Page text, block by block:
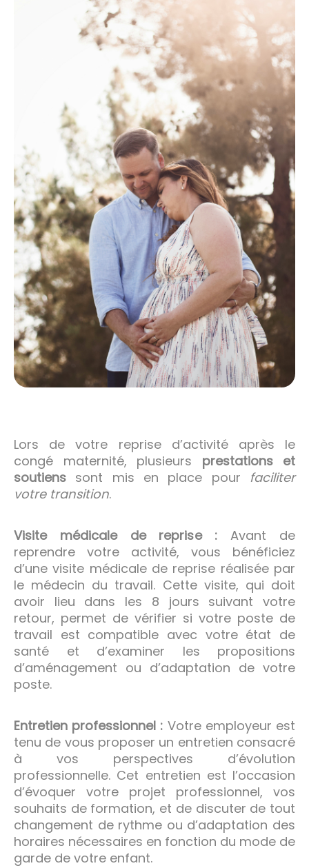
Lors de votre reprise d’activité après le
congé maternité, plusieurs prestations et
soutiens sont mis en place pour faciliter
votre transition.
Visite médicale de reprise : Avant de
reprendre votre activité, vous bénéficiez
d’une visite médicale de reprise réalisée par
le médecin du travail. Cette visite, qui doit
avoir lieu dans les 8 jours suivant votre
retour, permet de vérifier si votre poste de
travail est compatible avec votre état de
santé et d’examiner les propositions
d’aménagement ou d’adaptation de votre
poste.
Entretien professionnel : Votre employeur est
tenu de vous proposer un entretien consacré
à vos perspectives d’évolution
professionnelle. Cet entretien est l’occasion
d’évoquer votre projet professionnel, vos
souhaits de formation, et de discuter de tout
changement de rythme ou d’adaptation des
horaires nécessaires en fonction du mode de
garde de votre enfant.